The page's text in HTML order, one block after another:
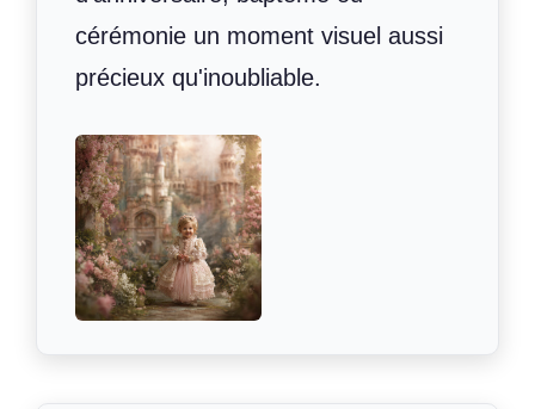
cérémonie un moment visuel aussi
précieux qu'inoubliable.